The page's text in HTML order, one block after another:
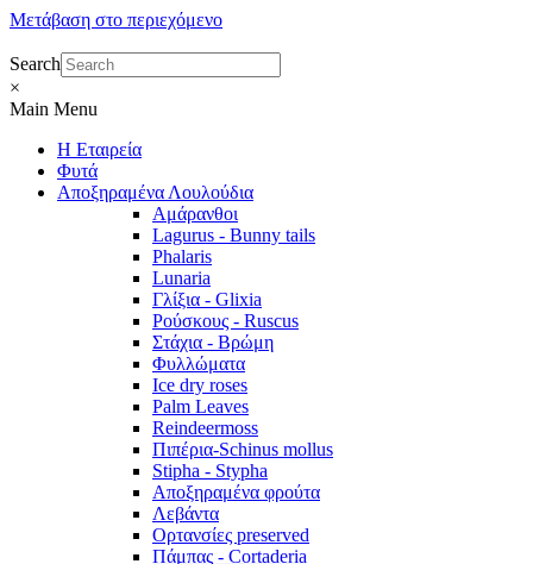
Μετάβαση στο περιεχόμενο
Search
×
Main Menu
Η Εταιρεία
Φυτά
Αποξηραμένα Λουλούδια
Αμάρανθοι
Lagurus - Bunny tails
Phalaris
Lunaria
Γλίξια - Glixia
Ρούσκους - Ruscus
Στάχια - Βρώμη
Φυλλώματα
Ice dry roses
Palm Leaves
Reindeermoss
Πιπέρια-Schinus mollus
Stipha - Stypha
Αποξηραμένα φρούτα
Λεβάντα
Ορτανσίες preserved
Πάμπας - Cortaderia